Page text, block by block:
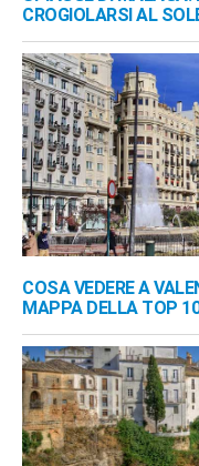
CROGIOLARSI AL
COSA VEDERE A
MAPPA DELLA TOP 10